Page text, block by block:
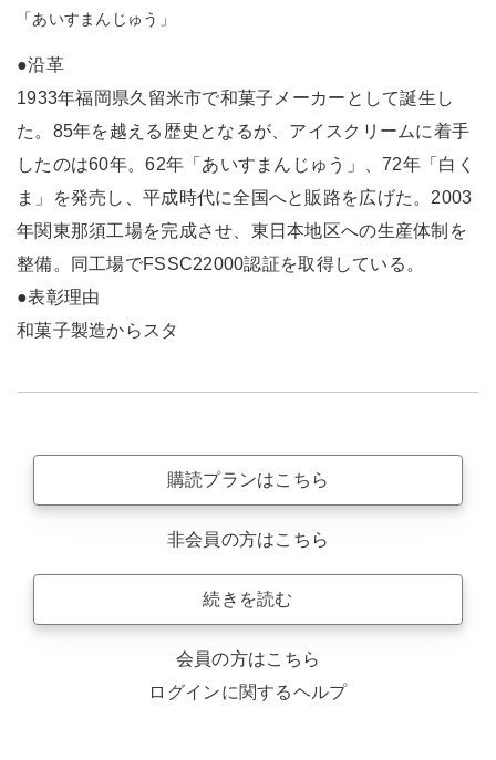
「あいすまんじゅう」
●沿革
1933年福岡県久留米市で和菓子メーカーとして誕生し
た。85年を越える歴史となるが、アイスクリームに着手
したのは60年。62年「あいすまんじゅう」、72年「白く
ま」を発売し、平成時代に全国へと販路を広げた。2003
年関東那須工場を完成させ、東日本地区への生産体制を
整備。同工場でFSSC22000認証を取得している。
●表彰理由
和菓子製造からスタ
購読プランはこちら
非会員の方はこちら
続きを読む
会員の方はこちら
ログインに関するヘルプ